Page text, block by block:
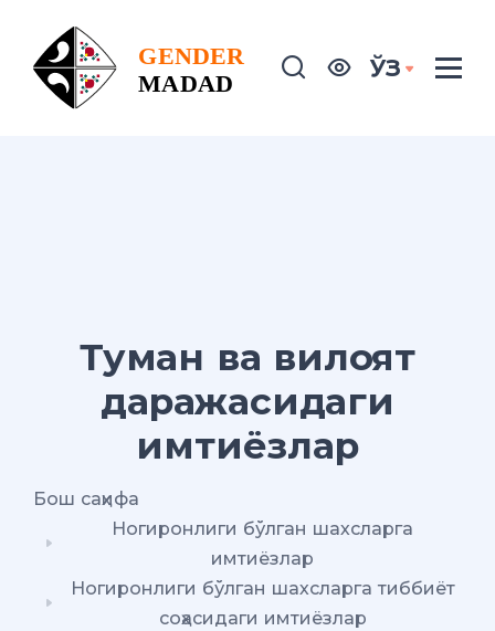
ЎЗ
Туман ва вилоят
даражасидаги
имтиёзлар
Бош саҳифа
Ногиронлиги бўлган шахсларга
имтиёзлар
Ногиронлиги бўлган шахсларга тиббиёт
соҳасидаги имтиёзлар